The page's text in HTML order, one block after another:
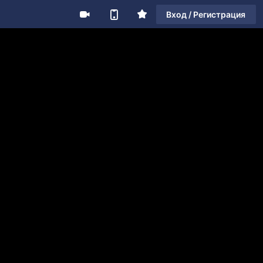
Вход / Регистрация